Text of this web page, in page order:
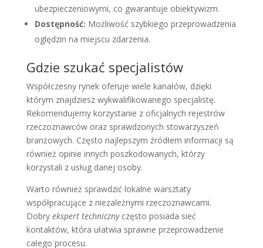
ubezpieczeniowymi, co gwarantuje obiektywizm.
Dostępność: Możliwość szybkiego przeprowadzenia
oględzin na miejscu zdarzenia.
Gdzie szukać specjalistów
Współczesny rynek oferuje wiele kanałów, dzięki
którym znajdziesz wykwalifikowanego specjalistę.
Rekomendujemy korzystanie z oficjalnych rejestrów
rzeczoznawców oraz sprawdzonych stowarzyszeń
branżowych. Często najlepszym źródłem informacji są
również opinie innych poszkodowanych, którzy
korzystali z usług danej osoby.
Warto również sprawdzić lokalne warsztaty
współpracujące z niezależnymi rzeczoznawcami.
Dobry ekspert technicznyczęsto posiada sieć
kontaktów, która ułatwia sprawne przeprowadzenie
całego procesu.